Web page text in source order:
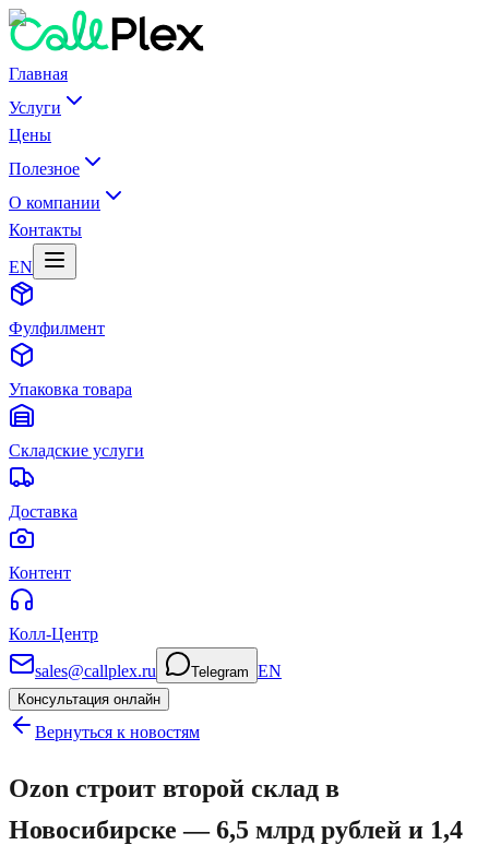
Главная
Услуги
Цены
Полезное
О компании
Контакты
EN
Фулфилмент
Упаковка товара
Складские услуги
Доставка
Контент
Колл-Центр
sales@callplex.ru
Telegram EN
Консультация онлайн
Вернуться к новостям
Ozon строит второй склад в
Новосибирске — 6,5 млрд рублей и 1,4